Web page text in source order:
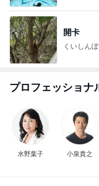
開卡
くいしん
プロフェッショナ
水野葉子 小泉貴之